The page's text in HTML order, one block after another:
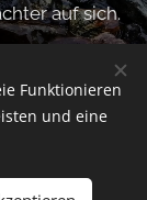
auf sich.
Funktionieren
und eine